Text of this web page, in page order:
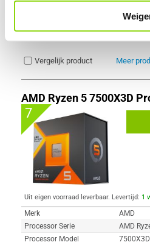
Vergelijk product Meer
AMD Ryzen 5 7500X3D
7
Uit eigen voorraad leverbaar. Levertijd: 1
Merk
AMD
Processor Serie
AMD
Processor Model
7500X3D